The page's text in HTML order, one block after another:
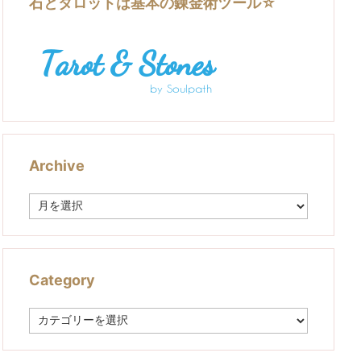
Archive
h
e
Category
e